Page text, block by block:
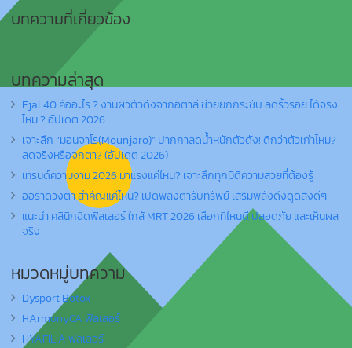
บทความที่เกี่ยวข้อง
บทความล่าสุด
Ejal 40 คืออะไร ? งานผิวตัวดังจากอิตาลี ช่วยยกกระชับ ลดริ้วรอย ได้จริง
ไหม ? อัปเดต 2026
เจาะลึก “มอนจาโร(Mounjaro)” ปากกาลดน้ำหนักตัวดัง! ดีกว่าตัวเก่าไหม?
ลดจริงหรือจกตา? (อัปเดต 2026)
เทรนด์ความงาม 2026 มาแรงแค่ไหน? เจาะลึกทุกมิติความสวยที่ต้องรู้
ออร่าดวงตา สำคัญแค่ไหน? เปิดพลังตารับทรัพย์ เสริมพลังดึงดูดสิ่งดีๆ
แนะนำ คลินิกฉีดฟิลเลอร์ ใกล้ MRT 2026 เลือกที่ไหนดี ปลอดภัย และเห็นผล
จริง
หมวดหมู่บทความ
Dysport Botox
HArmonyCA ฟิลเลอร์
HYAFILIA ฟิลเลอร์